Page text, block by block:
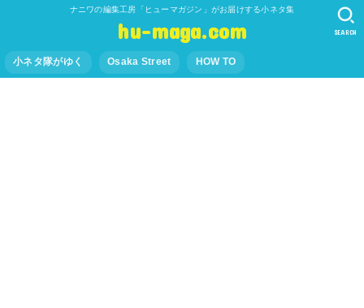
ナニワの編集工房「ヒューマガジン」がお届けする小ネタ集
hu-maga.com
小ネタ隊がゆく Osaka Street HOW TO
SEARCH